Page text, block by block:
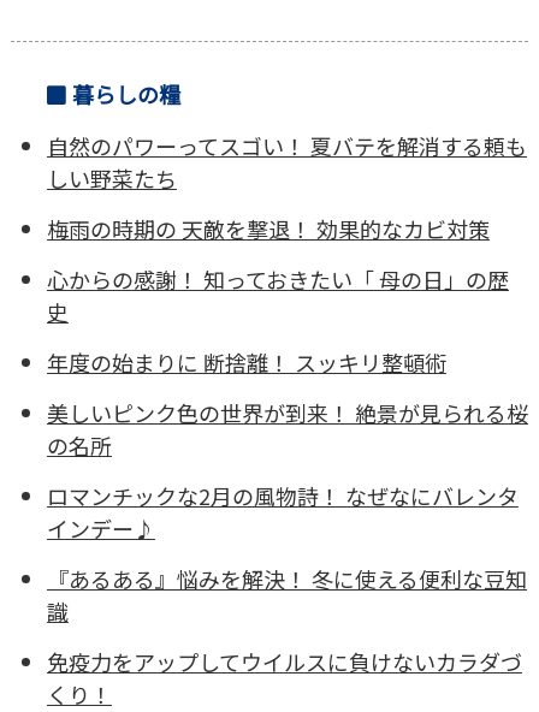
暮らしの糧
自然のパワーってスゴい！ 夏バテを解消する頼も
しい野菜たち
梅雨の時期の 天敵を撃退！ 効果的なカビ対策
心からの感謝！ 知っておきたい「 母の日」の歴
史
年度の始まりに 断捨離！ スッキリ整頓術
美しいピンク色の世界が到来！ 絶景が見られる桜
の名所
ロマンチックな2月の風物詩！ なぜなにバレンタ
インデー♪
『あるある』悩みを解決！ 冬に使える便利な豆知
識
免疫力をアップしてウイルスに負けないカラダづ
くり！